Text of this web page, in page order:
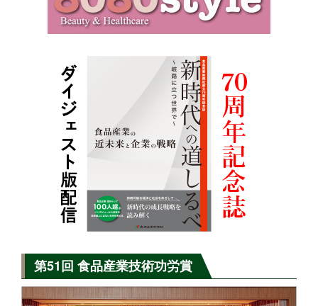
第51回 食品産業技術功労賞